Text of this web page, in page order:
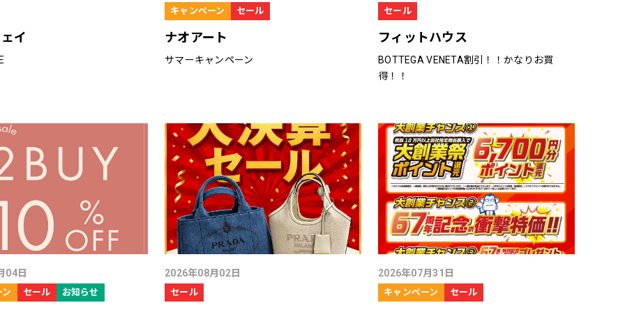
イ
キャンペーン セール
ナオアート
サマーキャンペーン
セール
フィットハウス
BOTTEGA VENETA割引！！かなりお買
得！！
04日
セール お知らせ
2026年08月02日
セール
2026年07月31日
キャンペーン セール